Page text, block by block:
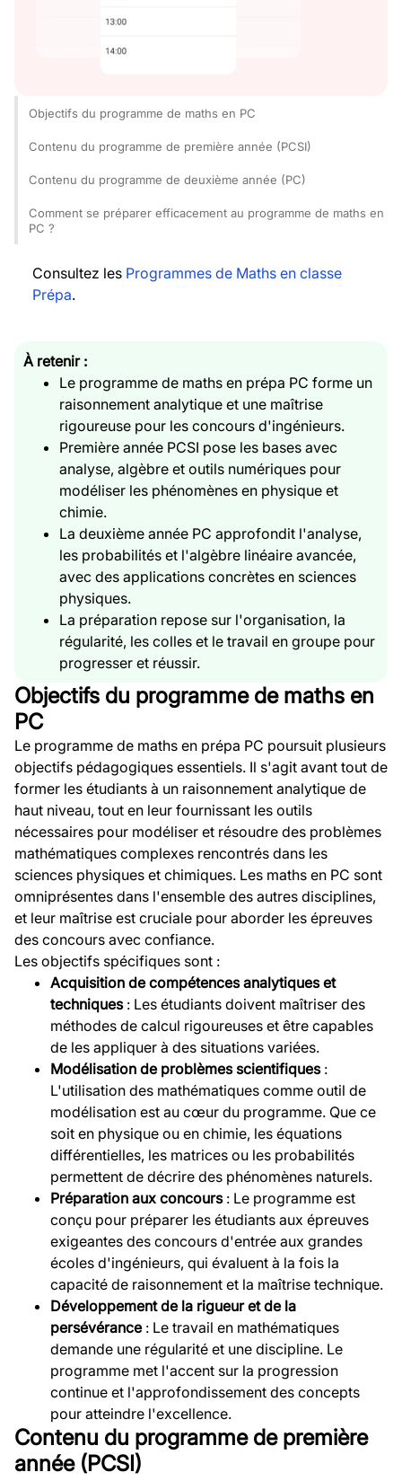
Objectifs du programme de maths en PC
Contenu du programme de première année (PCSI)
Contenu du programme de deuxième année (PC)
Comment se préparer efficacement au programme de maths en
PC ?
Consultez les Programmes de Maths en classe
Prépa.
À retenir :
Le programme de maths en prépa PC forme un
raisonnement analytique et une maîtrise
rigoureuse pour les concours d'ingénieurs.
Première année PCSI pose les bases avec
analyse, algèbre et outils numériques pour
modéliser les phénomènes en physique et
chimie.
La deuxième année PC approfondit l'analyse,
les probabilités et l'algèbre linéaire avancée,
avec des applications concrètes en sciences
physiques.
La préparation repose sur l'organisation, la
régularité, les colles et le travail en groupe pour
progresser et réussir.
Objectifs du programme de maths en
PC
Le programme de maths en prépa PC poursuit plusieurs
objectifs pédagogiques essentiels. Il s'agit avant tout de
former les étudiants à un raisonnement analytique de
haut niveau, tout en leur fournissant les outils
nécessaires pour modéliser et résoudre des problèmes
mathématiques complexes rencontrés dans les
sciences physiques et chimiques. Les maths en PC sont
omniprésentes dans l'ensemble des autres disciplines,
et leur maîtrise est cruciale pour aborder les épreuves
des concours avec confiance.
Les objectifs spécifiques sont :
Acquisition de compétences analytiques et
techniques: Les étudiants doivent maîtriser des
méthodes de calcul rigoureuses et être capables
de les appliquer à des situations variées.
Modélisation de problèmes scientifiques:
L'utilisation des mathématiques comme outil de
modélisation est au cœur du programme. Que ce
soit en physique ou en chimie, les équations
différentielles, les matrices ou les probabilités
permettent de décrire des phénomènes naturels.
Préparation aux concours: Le programme est
conçu pour préparer les étudiants aux épreuves
exigeantes des concours d'entrée aux grandes
écoles d'ingénieurs, qui évaluent à la fois la
capacité de raisonnement et la maîtrise technique.
Développement de la rigueur et de la
persévérance: Le travail en mathématiques
demande une régularité et une discipline. Le
programme met l'accent sur la progression
continue et l'approfondissement des concepts
pour atteindre l'excellence.
Contenu du programme de première
année (PCSI)